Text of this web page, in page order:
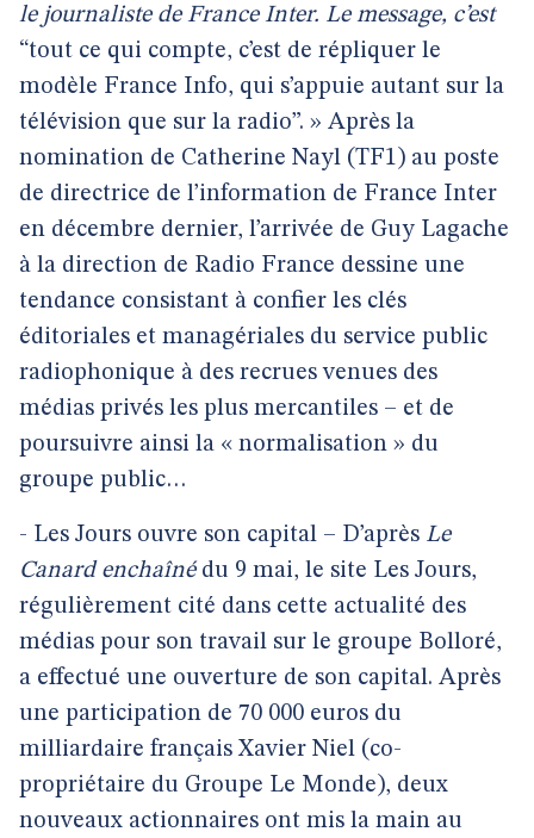
le journaliste de France Inter. Le message, c’est
“tout ce qui compte, c’est de répliquer le
modèle France Info, qui s’appuie autant sur la
télévision que sur la radio”. » Après la
nomination de Catherine Nayl (TF1) au poste
de directrice de l’information de France Inter
en décembre dernier, l’arrivée de Guy Lagache
à la direction de Radio France dessine une
tendance consistant à confier les clés
éditoriales et managériales du service public
radiophonique à des recrues venues des
médias privés les plus mercantiles – et de
poursuivre ainsi la « normalisation » du
groupe public…
- Les Jours ouvre son capital – D’après Le
Canard enchaînédu 9 mai, le site Les Jours,
régulièrement cité dans cette actualité des
médias pour son travail sur le groupe Bolloré,
a effectué une ouverture de son capital. Après
une participation de 70 000 euros du
milliardaire français Xavier Niel (co-
propriétaire du Groupe Le Monde), deux
nouveaux actionnaires ont mis la main au